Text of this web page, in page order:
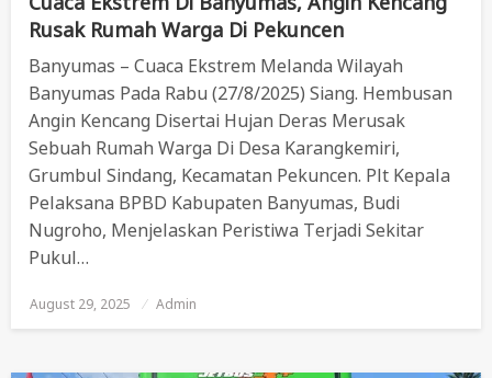
Rusak Rumah Warga Di Pekuncen
Banyumas – Cuaca Ekstrem Melanda Wilayah
Banyumas Pada Rabu (27/8/2025) Siang. Hembusan
Angin Kencang Disertai Hujan Deras Merusak
Sebuah Rumah Warga Di Desa Karangkemiri,
Grumbul Sindang, Kecamatan Pekuncen. Plt Kepala
Pelaksana BPBD Kabupaten Banyumas, Budi
Nugroho, Menjelaskan Peristiwa Terjadi Sekitar
Pukul…
Posted
On
August 29, 2025 Admin